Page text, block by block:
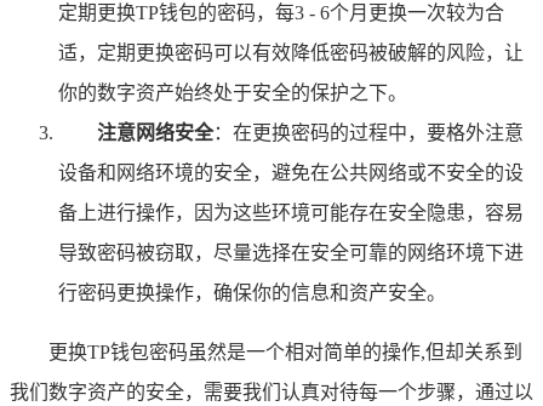
定期更换TP钱包的密码，每3 - 6个月更换一次较为合
适，定期更换密码可以有效降低密码被破解的风险，让
你的数字资产始终处于安全的保护之下。
注意网络安全：在更换密码的过程中，要格外注意
设备和网络环境的安全，避免在公共网络或不安全的设
备上进行操作，因为这些环境可能存在安全隐患，容易
导致密码被窃取，尽量选择在安全可靠的网络环境下进
行密码更换操作，确保你的信息和资产安全。
更换TP钱包密码虽然是一个相对简单的操作,但却关系到
我们数字资产的安全，需要我们认真对待每一个步骤，通过以